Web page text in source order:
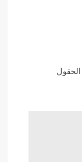
الحقول